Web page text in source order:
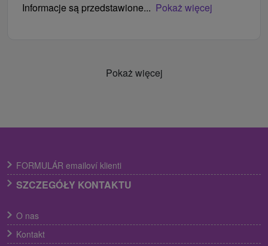
Informacje są przedstawione... Pokaż więcej
Pokaż więcej
FORMULÁR emailoví klienti
SZCZEGÓŁY KONTAKTU
O nas
Kontakt